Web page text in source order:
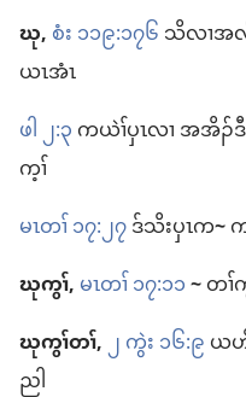
ဃု,စံး ၁၁၉:၁၇၆သိ​လၢ​အ​
ယၤ​အံၤ
ဖါ ၂:၃ကယဲၢ်​ပှၤလၢ အ​အိၣ်
က့ၢ်
မၤတၢ် ၁၇:၂၇ဒ်သိး​ပှၤ​က~
ဃုကွၢ်,မၤတၢ် ၁၇:၁၁~တၢ်
ဃုကွၢ်​တၢ်,၂ ကွဲး ၁၆:၉ယ
ညါ